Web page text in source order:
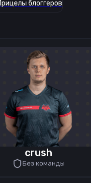
блоггеров
crush
Без команды